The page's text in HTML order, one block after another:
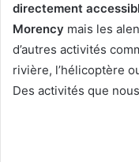
directement
Morency mais les
d’autres activités
rivière, l’hélicoptère
Des activités que